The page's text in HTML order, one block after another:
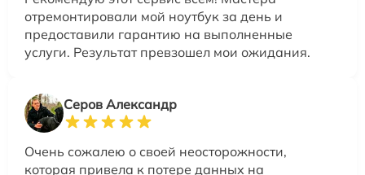
отремонтировали мой ноутбук за день и
предоставили гарантию на выполненные
услуги. Результат превзошел мои ожидания.
Серов Александр
Очень сожалею о своей неосторожности,
которая привела к потере данных на